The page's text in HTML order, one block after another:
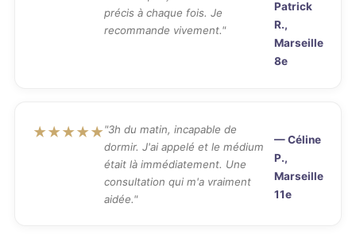
précis à chaque fois. Je
recommande vivement."
Patrick
R.,
Marseille
8e
★★★★★"3h du matin, incapable de
dormir. J'ai appelé et le médium
était là immédiatement. Une
consultation qui m'a vraiment
aidée."
— Céline
P.,
Marseille
11e